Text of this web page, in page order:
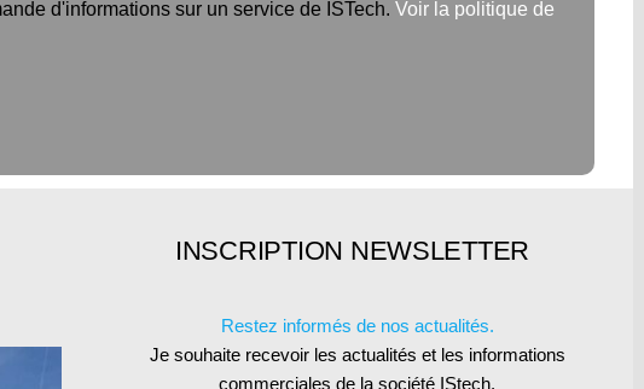
d'informations sur un service de ISTech. Voir la politique de
INSCRIPTION NEWSLETTER
Restez informés de nos actualités.
Je souhaite recevoir les actualités et les informations
commerciales de la société IStech.